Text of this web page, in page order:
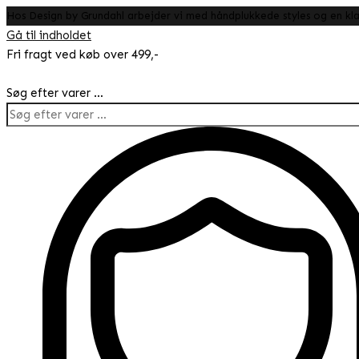
Hos Design by Grundahl arbejder vi med håndplukkede styles og en
Gå til indholdet
Fri fragt ved køb over 499,-
Søg efter varer …